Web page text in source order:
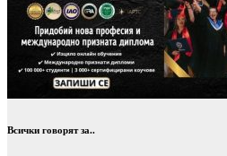
Всички говорят за..